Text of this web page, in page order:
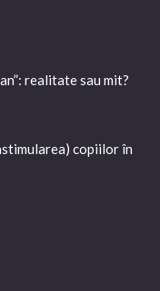
realitate sau mit?
copiilor în